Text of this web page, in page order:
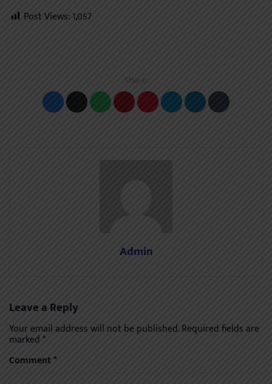
Post Views:1,057
Share:
Admin
Leave a Reply
Your email address will not be published.Required fields are
marked*
Comment*